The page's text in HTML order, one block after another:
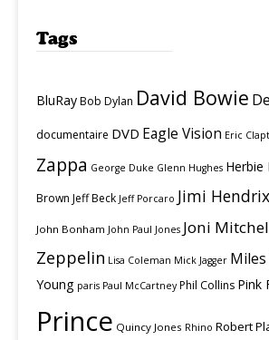
Tags
BluRayBob Dylan David Bowie
documentaire DVD Eagle Vision Eric
Zappa George Duke Glenn Hughes Herbie
Brown Jeff Beck Jeff Porcaro Jimi Hendrix
John Bonham John Paul Jones Joni
Zeppelin Lisa Coleman Mick Jagger
Young paris Paul McCartney Phil Collins Pink
Prince Quincy Jones Rhino Robert